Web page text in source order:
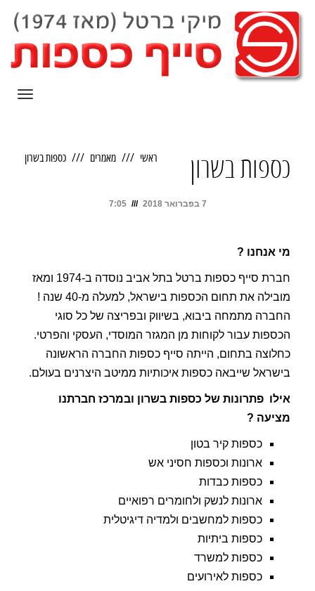
ראשי מאמרים כספות בשרון כספות בשרון
7 בפברואר 2018 7:05
מי אנחנו ?
חברת סייף כספות ברטל בתל אביב נוסדה ב-1974 ומאז
מובילה את תחום הכספות בישראל, למעלה מ-40 שנה !
החברה מתמחה ביבוא, בשיווק ובפריצה של כל סוגי
הכספות עבור לקוחות מן המגזר המוסדי, העסקי והפרטי.
כחלוצה בתחום, הייתה סייף כספות החברה הראשונה
בישראל שייבאה כספות איכותיות ממיטב היצרנים בעולם.
אילו פתרונות של כספות בשרון ובמרכז חברתנו
מציעה ?
כספות קיר בטון
ארונות וכספות חסיני אש
כספות כבדות
ארונות לנשק ולחומרים רפואיים
כספות למחשבים ולמדיה דיגיטלית
כספות ביתיות
כספות למשרד
כספות לאירועים